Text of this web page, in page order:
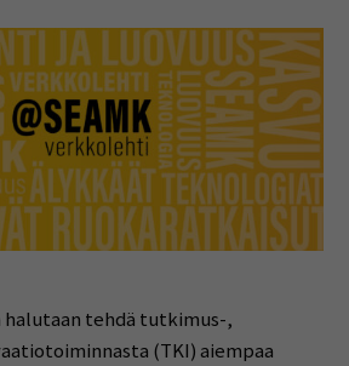
halutaan tehdä tutkimus-,
(TKI) aiempaa